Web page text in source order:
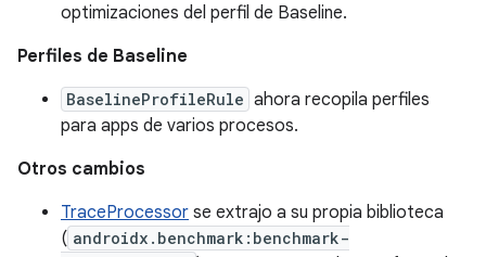
optimizaciones del perfil de Baseline.
Perfiles de Baseline
BaselineProfileRule ahora recopila perfiles
para apps de varios procesos.
Otros cambios
TraceProcessor se extrajo a su propia biblioteca
( androidx.benchmark:benchmark-